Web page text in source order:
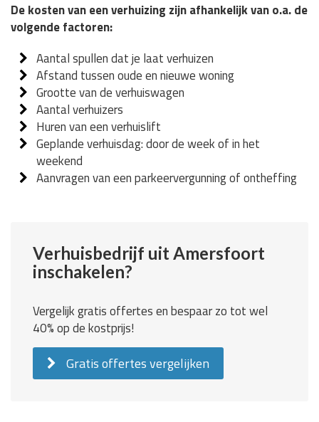
De kosten van een verhuizing zijn afhankelijk van o.a. de
volgende factoren:
Aantal spullen dat je laat verhuizen
Afstand tussen oude en nieuwe woning
Grootte van de verhuiswagen
Aantal verhuizers
Huren van een verhuislift
Geplande verhuisdag: door de week of in het
weekend
Aanvragen van een parkeervergunning of ontheffing
Verhuisbedrijf uit Amersfoort
inschakelen?
Vergelijk gratis offertes en bespaar zo tot wel
40% op de kostprijs!
Gratis offertes vergelijken